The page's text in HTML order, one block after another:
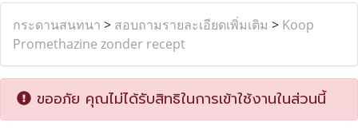
กระดานสนทนา > สอบถามรายละเอียดเพิ่มเติม > Koop
Promethazine zonder recept
ขออภัย คุณไม่ได้รับสิทธิในการเข้าใช้งานในส่วนนี้